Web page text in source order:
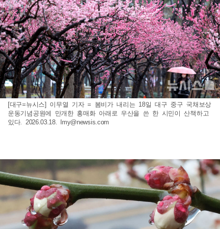
[대구=뉴시스] 이무열 기자 = 봄비가 내리는 18일 대구 중구 국채보상
운동기념공원에 만개한 홍매화 아래로 우산을 쓴 한 시민이 산책하고
있다. 2026.03.18.
lmy@newsis.com